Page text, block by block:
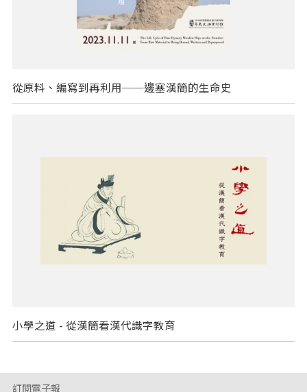
從原料、編寫到再利用──邊塞漢簡的生命史
小學之道 - 從漢簡看漢代識字教育
訂閱電子報